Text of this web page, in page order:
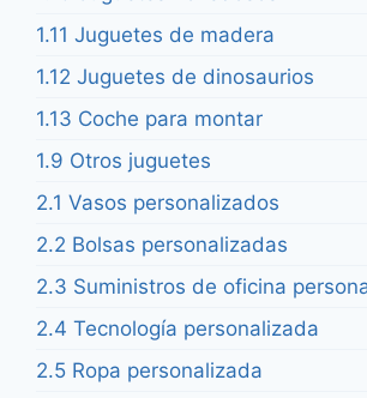
1.11 Juguetes de madera
1.12 Juguetes de dinosaurios
1.13 Coche para montar
1.9 Otros juguetes
2.1 Vasos personalizados
2.2 Bolsas personalizadas
2.3 Suministros de oficina
2.4 Tecnología personalizada
2.5 Ropa personalizada